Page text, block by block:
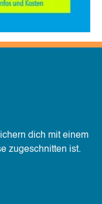
dich mit einem
zugeschnitten ist.